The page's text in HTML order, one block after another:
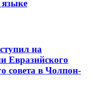
на
Евразийского
совета в Чолпон-